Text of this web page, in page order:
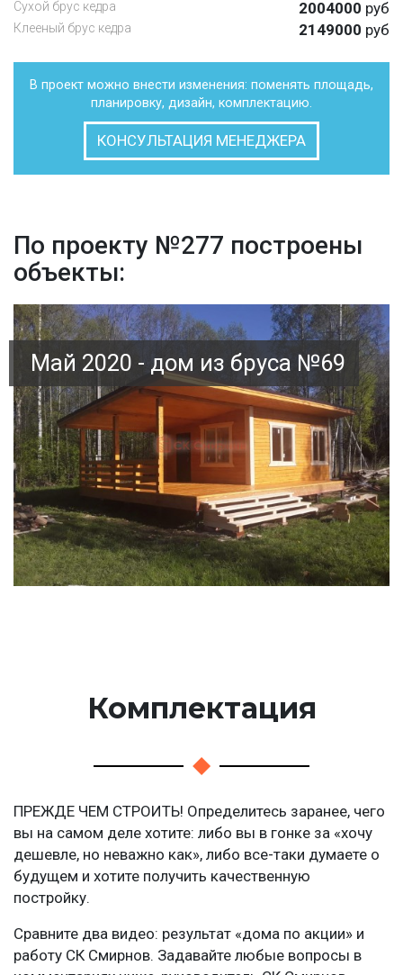
Сухой брус кедра 2004000 руб
Клееный брус кедра 2149000 руб
В проект можно внести изменения: поменять площадь,
планировку, дизайн, комплектацию.
КОНСУЛЬТАЦИЯ МЕНЕДЖЕРА
По проекту №277 построены
объекты:
Май 2020 - дом из бруса №69
Комплектация
ПРЕЖДЕ ЧЕМ СТРОИТЬ! Определитесь заранее, чего
вы на самом деле хотите: либо вы в гонке за «хочу
дешевле, но неважно как», либо все-таки думаете о
будущем и хотите получить качественную
постройку.
Сравните два видео: результат «дома по акции» и
работу СК Смирнов. Задавайте любые вопросы в